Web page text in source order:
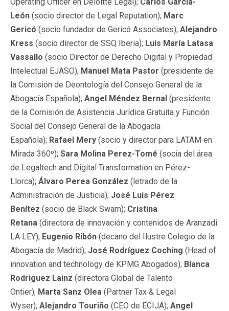
León (socio director de Legal Reputation); Marc
Gericó (socio fundador de Gericó Associates); Alejandro
Kress (socio director de SSQ Iberia); Luis María Latasa
Vassallo (socio Director de Derecho Digital y Propiedad
Intelectual EJASO); Manuel Mata Pastor (presidente de
la Comisión de Deontología del Consejo General de la
Abogacía Española); Angel Méndez Bernal (presidente
de la Comisión de Asistencia Jurídica Gratuita y Función
Social del Consejo General de la Abogacía
Española); Rafael Mery (socio y director para LATAM en
Mirada 360º); Sara Molina Perez-Tomé (socia del área
de Legaltech and Digital Transformation en Pérez-
Llorca); Álvaro Perea González (letrado de la
Administración de Justicia); José Luis Pérez
Benítez (socio de Black Swam); Cristina
Retana (directora de innovación y contenidos de Aranzadi
LA LEY); Eugenio Ribón (decano del Ilustre Colegio de la
Abogacía de Madrid); José Rodríguez Coching (Head of
innovation and technology de KPMG Abogados); Blanca
Rodriguez Lainz (directora Global de Talento
Ontier); Marta Sanz Olea (Partner Tax & Legal
Wyser); Alejandro Touriño (CEO de ECIJA); Angel